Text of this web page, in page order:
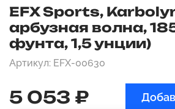
EFX Sports,
арбузная волна,
фунта, 1,5 унции)
Артикул: EFX-00630
5 053 ₽